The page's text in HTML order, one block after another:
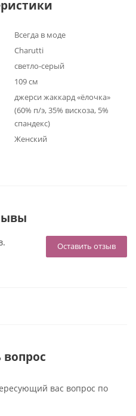
Всегда в моде
Charutti
светло-серый
109 см
джерси жаккард «ёлочка»
(60% п/э, 35% вискоза, 5%
спандекс)
Женский
Оставить отзыв
вопрос
вас вопрос по